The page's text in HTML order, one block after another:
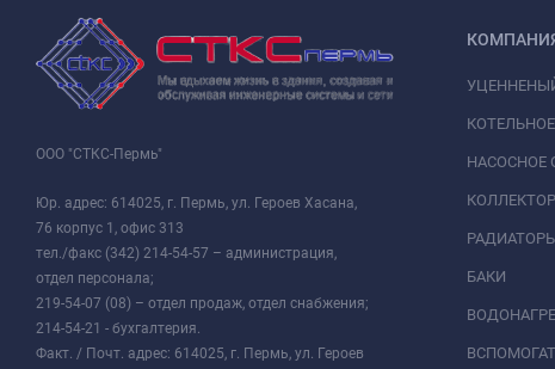
ООО "СТКС-Пермь"
Юр. адрес: 614025, г. Пермь, ул. Героев Хасана,
76 корпус 1, офис 313
тел./факс (342) 214-54-57 – администрация,
отдел персонала;
219-54-07 (08) – отдел продаж, отдел снабжения;
214-54-21 - бухгалтерия.
Факт. / Почт. адрес: 614025, г. Пермь, ул. Героев
НАСОСНОЕ
БАКИ